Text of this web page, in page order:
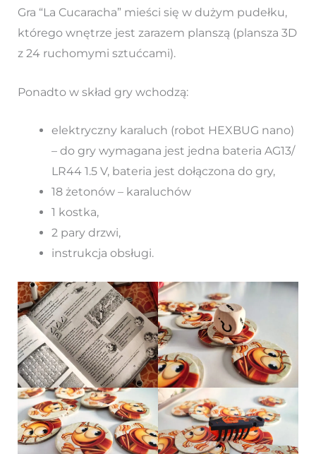
Gra “La Cucaracha” mieści się w dużym pudełku,
którego wnętrze jest zarazem planszą (plansza 3D
z 24 ruchomymi sztućcami).
Ponadto w skład gry wchodzą:
elektryczny karaluch (robot HEXBUG nano)
– do gry wymagana jest jedna bateria AG13/
LR44 1.5 V, bateria jest dołączona do gry,
18 żetonów – karaluchów
1 kostka,
2 pary drzwi,
instrukcja obsługi.